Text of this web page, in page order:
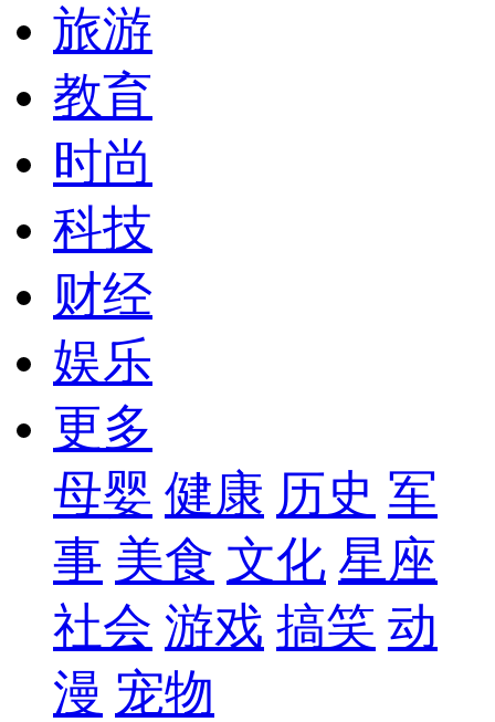
旅游
教育
时尚
科技
财经
娱乐
更多
母婴 健康 历史 军
事 美食 文化 星座
社会 游戏 搞笑 动
漫 宠物